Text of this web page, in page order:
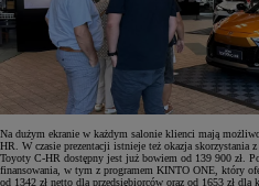
Na dużym ekranie w każdym salonie klienci mają
HR. W czasie prezentacji istnieje też okazja
Toyoty C-HR dostępny jest już bowiem od 139 900 zł.
finansowania, w tym z programem KINTO ONE, który
od 1342 zł netto dla przedsiębiorców oraz od 1653 zł